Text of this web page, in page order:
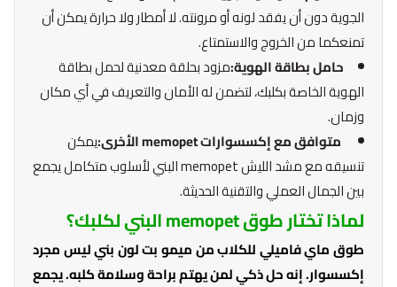
الجوية دون أن يفقد لونه أو مرونته. لا أمطار ولا حرارة يمكن أن
تمنعكما من الخروج والاستمتاع.
حامل بطاقة الهوية:مزود بحلقة معدنية لحمل بطاقة
الهوية الخاصة بكلبك، لتضمن له الأمان والتعريف في أي مكان
وزمان.
متوافق مع إكسسوارات memopet الأخرى:
يمكن
تنسيقه مع مشد الليش memopet البني لأسلوب متكامل يجمع
بين الجمال العملي والتقنية الحديثة.
لماذا تختار طوق memopet البني لكلبك؟
طوق ماي فاميلي للكلاب من ميمو بت لون بني ليس مجرد
إكسسوار. إنه حل ذكي لمن يهتم براحة وسلامة كلبه. يجمع